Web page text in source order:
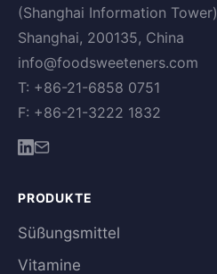
(Shanghai Information Tower)
Shanghai, 200135, China
info@foodsweeteners.com
T: +86-21-6858 0751
F: +86-21-3222 1832
PRODUKTE
Süßungsmittel
Vitamine